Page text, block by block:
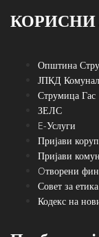
Општина
ЈПКД
Струмица Гас
ЗЕЛС
E-Услуги
Пријави
Пријави
Oтворени
Совет за
Кодекс на